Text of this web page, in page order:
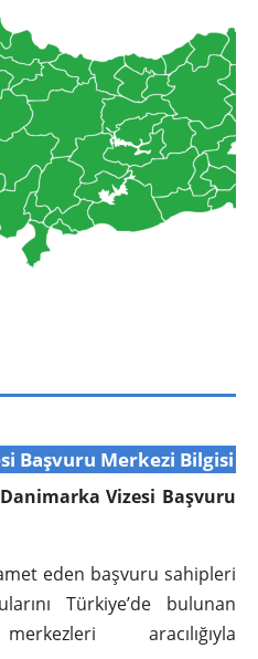
Başvuru Merkezi Bilgisi
Vizesi Başvuru
eden başvuru sahipleri
Türkiye’de bulunan
aracılığıyla